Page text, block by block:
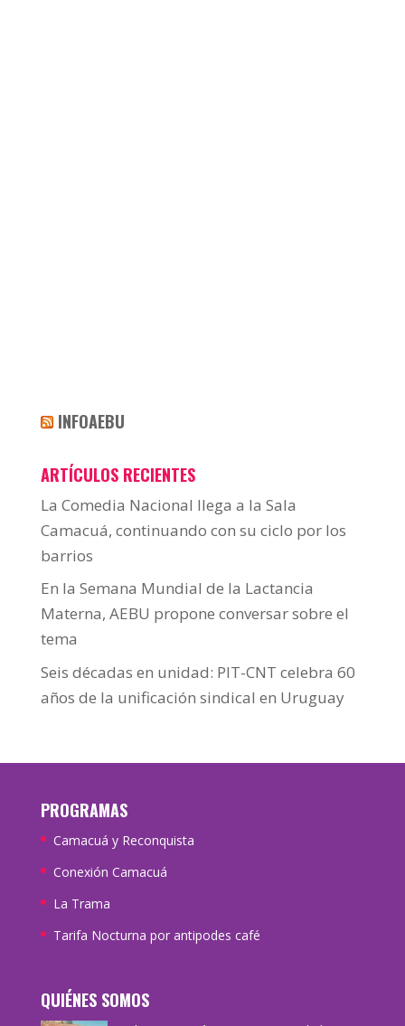
INFOAEBU
ARTÍCULOS RECIENTES
La Comedia Nacional llega a la Sala
Camacuá, continuando con su ciclo por los
barrios
En la Semana Mundial de la Lactancia
Materna, AEBU propone conversar sobre el
tema
Seis décadas en unidad: PIT-CNT celebra 60
años de la unificación sindical en Uruguay
PROGRAMAS
Camacuá y Reconquista
Conexión Camacuá
La Trama
Tarifa Nocturna por antipodes café
QUIÉNES SOMOS